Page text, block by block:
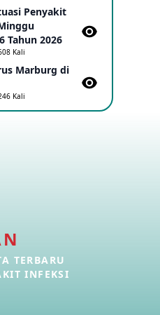
16 May 2026
A(H5NN6) di Cina
08 May 2026
Virus Hanta Tipe HPS
di Vietnam
28 Apr 2026
Penyakit
Tahun 2026
Kali
Marburg di
Kali
TERBARU
INFEKSI